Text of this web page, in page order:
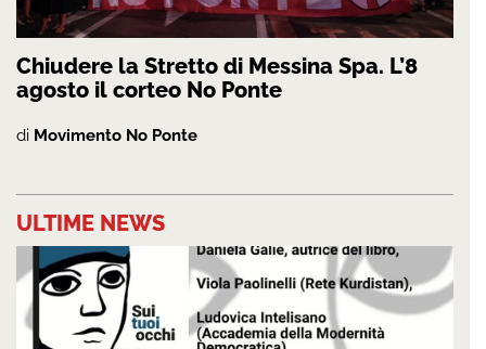
Chiudere la Stretto di Messina Spa. L’8
agosto il corteo No Ponte
di Movimento No Ponte
ULTIME NEWS